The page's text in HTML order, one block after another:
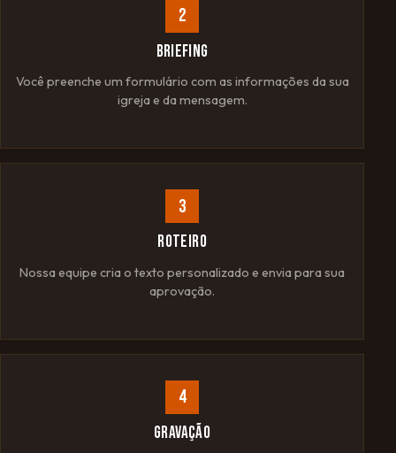
2
BRIEFING
Você preenche um formulário com as informações da sua
igreja e da mensagem.
3
ROTEIRO
Nossa equipe cria o texto personalizado e envia para sua
aprovação.
4
GRAVAÇÃO